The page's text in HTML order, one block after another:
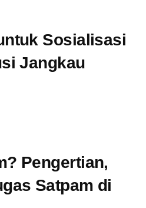
Sosialisasi
Jangkau
Pengertian,
Satpam di